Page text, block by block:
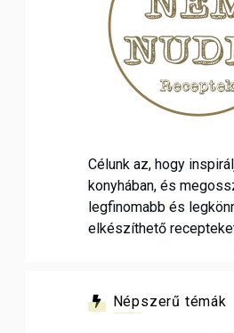
Célunk az, hogy
konyhában, és
legfinomabb és
elkészíthető
Népszerű témák